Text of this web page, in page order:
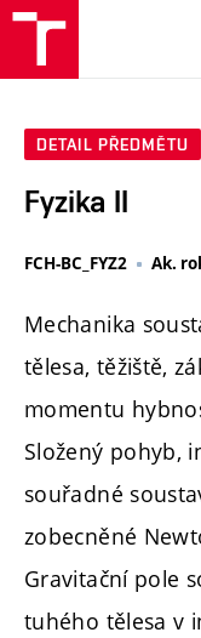
DETAIL PŘEDMĚTU
Fyzika II
FCH-BC_FYZ2 Ak.
Mechanika
tělesa, těžiště,
momentu
Složený pohyb,
souřadné
zobecněné
Gravitační pole
tuhého tělesa v